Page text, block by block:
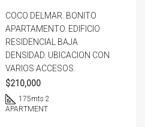
COCO DELMAR. BONITO
APARTAMENTO. EDIFICIO
RESIDENCIAL BAJA
DENSIDAD. UBICACION CON
VARIOS ACCESOS.
$210,000
175mts 2
APARTMENT